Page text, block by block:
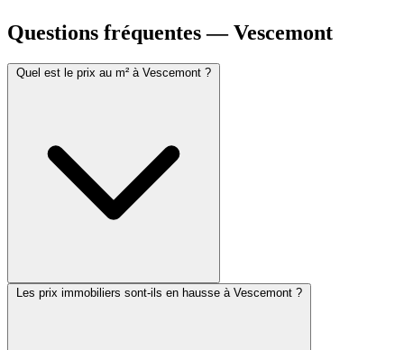
Questions fréquentes — Vescemont
Quel est le prix au m² à Vescemont ?
Les prix immobiliers sont-ils en hausse à Vescemont ?